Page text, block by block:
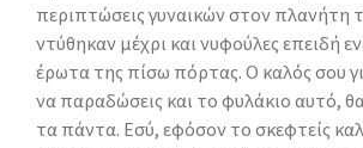
περιπτώσεις γυναικών στον πλανήτη
ντύθηκαν μέχρι και νυφούλες επειδή
έρωτα της πίσω πόρτας. Ο καλός σου
να παραδώσεις και το φυλάκιο αυτό, θα
τα πάντα. Εσύ, εφόσον το σκεφτείς